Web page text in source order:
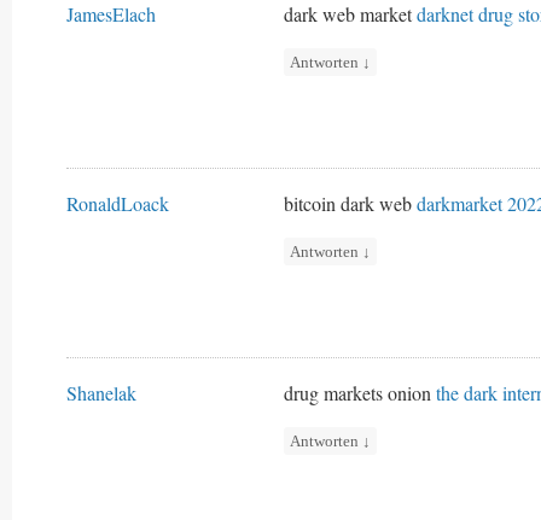
JamesElach dark web marketdarknet drug
Antworten ↓
RonaldLoack bitcoin dark webdarkmarket
Antworten ↓
Shanelak drug markets onionthe dark
Antworten ↓